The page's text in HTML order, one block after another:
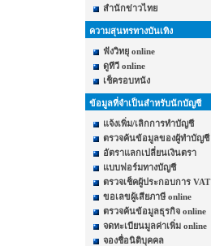
สำนักข่าวไทย
ความสุนทรทางบันเทิง
ฟังวิทยุ online
ดูทีวี online
เช็ครอบหนัง
ข้อมูลที่จำเป็นสำหรับนักบัญชี
แจ้งเพิ่ม/เลิกการทำบัญชี
ตรวจค้นข้อมูลของผู้ทำบัญชี
อัตราแลกเปลี่ยนเงินตรา
แบบฟอร์มทางบัญชี
ตรวจเช็คผู้ประกอบการ VAT
ขอเลขผู้เสียภาษี online
ตรวจค้นข้อมูลธุรกิจ online
จดทะเบียนมูลค่าเพิ่ม online
จองชื่อนิติบุคคล